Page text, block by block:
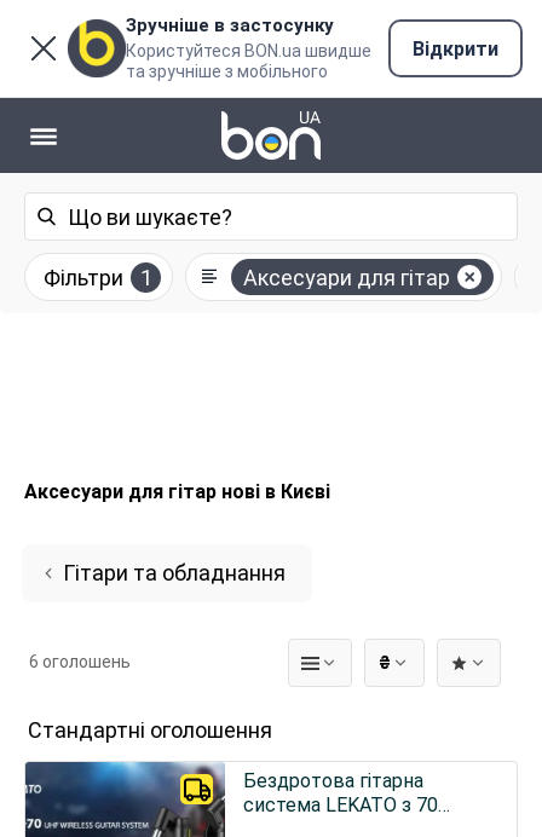
Зручніше в застосунку
Користуйтеся BON.ua швидше
та зручніше з мобільного
Відкрити
Фільтри 1 Аксесуари для гітар
Аксесуари для гітар нові в Києві
Гітари та обладнання
₴
6 оголошень
Стандартні оголошення
Бездротова гітарна
система LEKATO з 70